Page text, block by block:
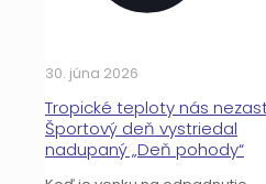
30. júna 2026
Tropické teploty nás
Športový deň vystriedal
nadupaný „Deň pohody“